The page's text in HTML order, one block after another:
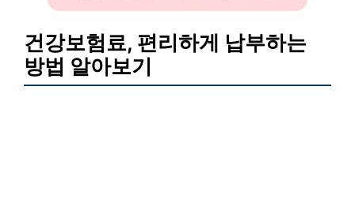
건강보험료, 편리하게 납부하는
방법 알아보기